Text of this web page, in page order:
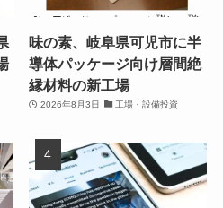
味の素、岐阜県可児市に半
導体パッケージ向け層間絶
縁材料の新工場
2026年8月3日 工場・設備投資